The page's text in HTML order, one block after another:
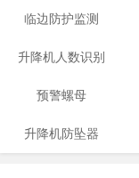
临边防护监测
升降机人数识别
预警螺母
升降机防坠器